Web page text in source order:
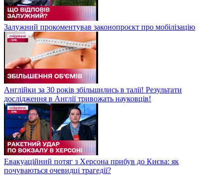
Залужний прокоментував законопроєкт про мобілізацію
Англійки за 30 років збільшились в талії! Результати
дослідження в Англії тривожать науковців!
Евакуаційний потяг з Херсона прибув до Києва: як
почуваються очевидці трагедії?